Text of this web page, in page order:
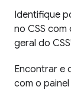
Identifique
no CSS com
geral do
Encontrar e
com o